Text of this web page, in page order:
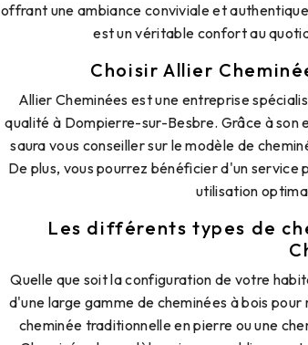
offrant une ambiance conviviale et
est un véritable confort au
Choisir Allier
Allier Cheminées est une entreprise
qualité à Dompierre-sur-Besbre. Grâce à son
saura vous conseiller sur le modèle de
De plus, vous pourrez bénéficier d'un
utilisation
Les différents types de
Quelle que soit la configuration de votre
d'une large gamme de cheminées à bois
cheminée traditionnelle en pierre ou une